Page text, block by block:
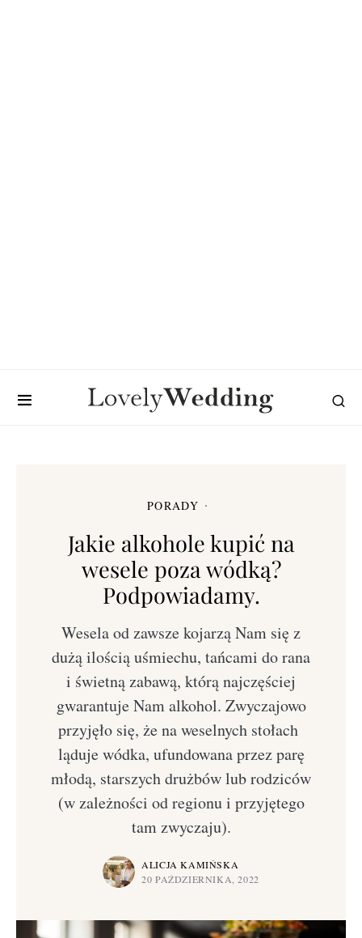
PORADY
Jakie alkohole kupić na
wesele poza wódką?
Podpowiadamy.
Wesela od zawsze kojarzą Nam się z
dużą ilością uśmiechu, tańcami do rana
i świetną zabawą, którą najczęściej
gwarantuje Nam alkohol. Zwyczajowo
przyjęło się, że na weselnych stołach
ląduje wódka, ufundowana przez parę
młodą, starszych drużbów lub rodziców
(w zależności od regionu i przyjętego
tam zwyczaju).
ALICJA KAMIŃSKA
20 PAŹDZIERNIKA, 2022